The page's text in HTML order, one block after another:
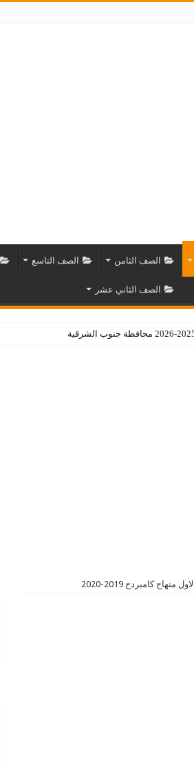
الصف الثامن الصف التاسع
الصف الثاني عشر